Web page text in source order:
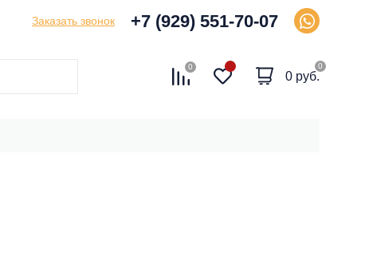
Заказать звонок +7 (929) 551-70-07
0 0
0 руб.